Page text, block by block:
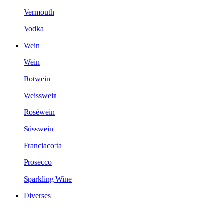
Vermouth
Vodka
Wein
Wein
Rotwein
Weisswein
Roséwein
Süsswein
Franciacorta
Prosecco
Sparkling Wine
Diverses